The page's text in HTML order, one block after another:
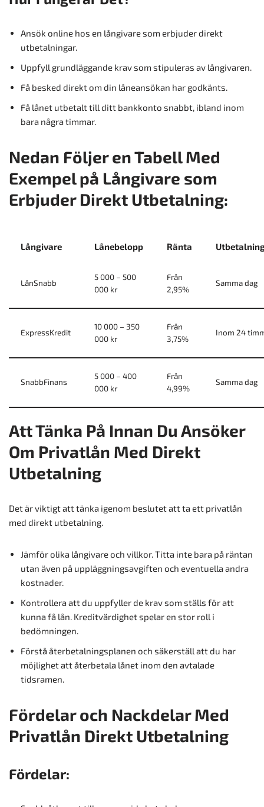
Ansök online hos en långivare som erbjuder direkt
utbetalningar.
Uppfyll grundläggande krav som stipuleras av långivaren.
Få besked direkt om din låneansökan har godkänts.
Få lånet utbetalt till ditt bankkonto snabbt, ibland inom
bara några timmar.
Nedan Följer en Tabell Med
Exempel på Långivare som
Erbjuder Direkt Utbetalning:
Långivare Lånebelopp Ränta
LånSnabb
5 000 – 500
000 kr
Från
2,95%
Samma dag
ExpressKredit
10 000 – 350
000 kr
Från
3,75%
Inom 24
SnabbFinans
5 000 – 400
000 kr
Från
4,99%
Samma dag
Att Tänka På Innan Du Ansöker
Om Privatlån Med Direkt
Utbetalning
Det är viktigt att tänka igenom beslutet att ta ett privatlån
med direkt utbetalning.
Jämför olika långivare och villkor. Titta inte bara på räntan
utan även på uppläggningsavgiften och eventuella andra
kostnader.
Kontrollera att du uppfyller de krav som ställs för att
kunna få lån. Kreditvärdighet spelar en stor roll i
bedömningen.
Förstå återbetalningsplanen och säkerställ att du har
möjlighet att återbetala lånet inom den avtalade
tidsramen.
Fördelar och Nackdelar Med
Privatlån Direkt Utbetalning
Fördelar: